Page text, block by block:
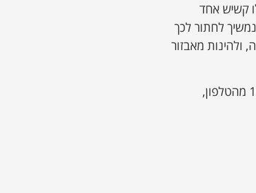
קשיש אחד
לחתור לכך
ולהינות מאבזור
זכרו, הביטחון של היקרים לנו נמצא במרחק שיחה אחת: מחייגים 106 מהטלפון,